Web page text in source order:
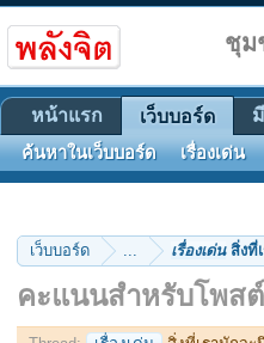
เว็บบอร์ด ... เรื่องเด่นสิ่งที่เ
คะแนนสำหรับโพส
ชุม
หน้าแรก เว็บบอร์ด
ค้นหาในเว็บบอร์ด เรื่องเด่น